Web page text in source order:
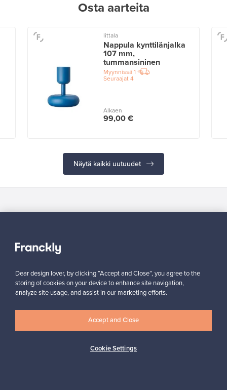
Osta aarteita
Iittala
Nappula kynttilänjalka
107 mm,
tummansininen
Myynnissä1
Seuraajat4
Alkaen
99,00 €
Näytä kaikki uutuudet
Haluatko inspiroitua designista?
Tilaa uutiskirjeemme ja pysyt ajan tasalla!
Tilaa
Dear design lover, by clicking “Accept and Close”, you agree to the
storing of cookies on your device to enhance site navigation,
analyze site usage, and assist in our marketing efforts.
Cookie Settings
Accept and Close